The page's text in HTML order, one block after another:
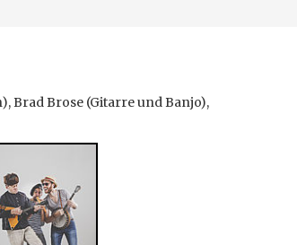
Brad Brose (Gitarre und Banjo),